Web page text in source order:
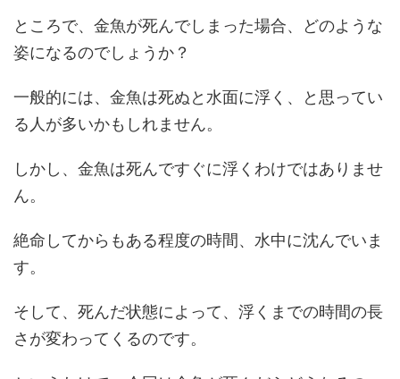
ところで、金魚が死んでしまった場合、どのような
姿になるのでしょうか？
一般的には、金魚は死ぬと水面に浮く、と思ってい
る人が多いかもしれません。
しかし、金魚は死んですぐに浮くわけではありませ
ん。
絶命してからもある程度の時間、水中に沈んでいま
す。
そして、死んだ状態によって、浮くまでの時間の長
さが変わってくるのです。